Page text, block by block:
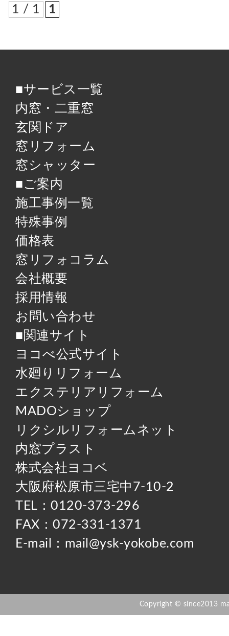
会社概要
お問い合わせ
1 / 1 1
■サービス一覧
内窓・二重窓
玄関ドア
窓リフォーム
窓シャッター
■ご案内
施工事例一覧
特殊事例
価格表
窓リフォコラム
会社概要
採用情報
お問い合わせ
■関連サイト
ヨコべ公式サイト
水廻りリフォーム
エクステリアリフォーム
MADOショップ
リクシルリフォームネット
内窓プラスト
株式会社ヨコベ
大阪府松原市三宅中7-10-2
TEL：0120-373-296
FAX：072-331-1371
E-mail：mail@ysk-yokobe.com
Copyright © since2013